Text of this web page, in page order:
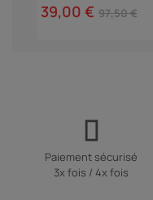
39,00 € 97,50 €
Paiement sécurisé
3x fois / 4x fois